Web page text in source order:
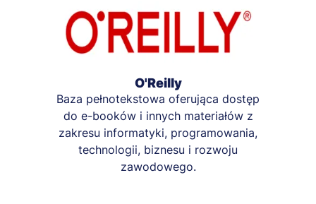
O'Reilly
Baza pełnotekstowa oferująca dostęp
do e-booków i innych materiałów z
zakresu informatyki, programowania,
technologii, biznesu i rozwoju
zawodowego.